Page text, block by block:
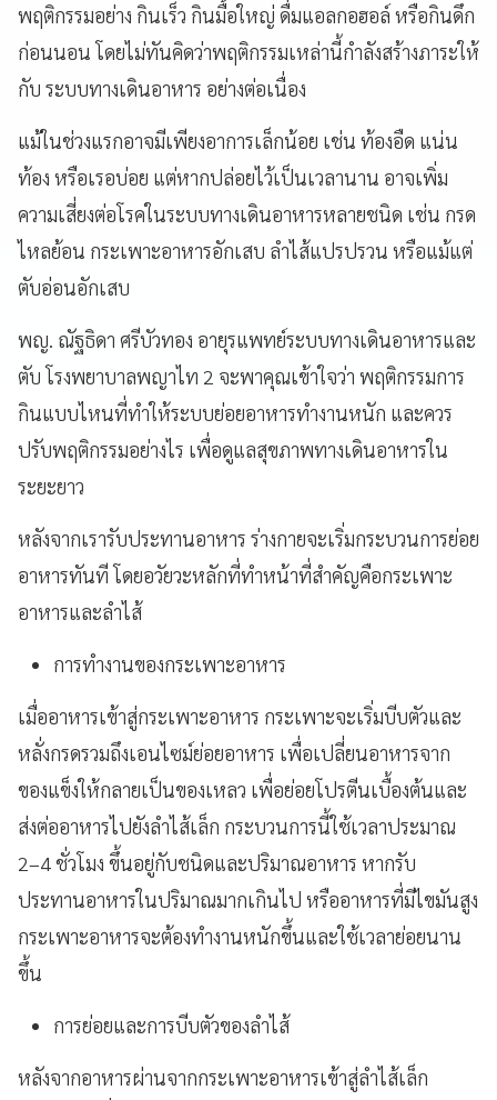
พฤติกรรมอย่าง กินเร็ว กินมื้อใหญ่ ดื่มแอลกอฮอล์ หรือกินดึก
ก่อนนอน โดยไม่ทันคิดว่าพฤติกรรมเหล่านี้กำลังสร้างภาระให้
กับ ระบบทางเดินอาหาร อย่างต่อเนื่อง
แม้ในช่วงแรกอาจมีเพียงอาการเล็กน้อย เช่น ท้องอืด แน่น
ท้อง หรือเรอบ่อย แต่หากปล่อยไว้เป็นเวลานาน อาจเพิ่ม
ความเสี่ยงต่อโรคในระบบทางเดินอาหารหลายชนิด เช่น กรด
ไหลย้อน กระเพาะอาหารอักเสบ ลำไส้แปรปรวน หรือแม้แต่
ตับอ่อนอักเสบ
พญ. ณัฐธิดา ศรีบัวทอง อายุรแพทย์ระบบทางเดินอาหารและ
ตับ โรงพยาบาลพญาไท 2 จะพาคุณเข้าใจว่า พฤติกรรมการ
กินแบบไหนที่ทำให้ระบบย่อยอาหารทำงานหนัก และควร
ปรับพฤติกรรมอย่างไร เพื่อดูแลสุขภาพทางเดินอาหารใน
ระยะยาว
หลังจากเรารับประทานอาหาร ร่างกายจะเริ่มกระบวนการย่อย
อาหารทันที โดยอวัยวะหลักที่ทำหน้าที่สำคัญคือกระเพาะ
อาหารและลำไส้
การทำงานของกระเพาะอาหาร
เมื่ออาหารเข้าสู่กระเพาะอาหาร กระเพาะจะเริ่มบีบตัวและ
หลั่งกรดรวมถึงเอนไซม์ย่อยอาหาร เพื่อเปลี่ยนอาหารจาก
ของแข็งให้กลายเป็นของเหลว เพื่อย่อยโปรตีนเบื้องต้นและ
ส่งต่ออาหารไปยังลำไส้เล็ก กระบวนการนี้ใช้เวลาประมาณ
2–4 ชั่วโมง ขึ้นอยู่กับชนิดและปริมาณอาหาร หากรับ
ประทานอาหารในปริมาณมากเกินไป หรืออาหารที่มีไขมันสูง
กระเพาะอาหารจะต้องทำงานหนักขึ้นและใช้เวลาย่อยนาน
ขึ้น
การย่อยและการบีบตัวของลำไส้
หลังจากอาหารผ่านจากกระเพาะอาหารเข้าสู่ลำไส้เล็ก